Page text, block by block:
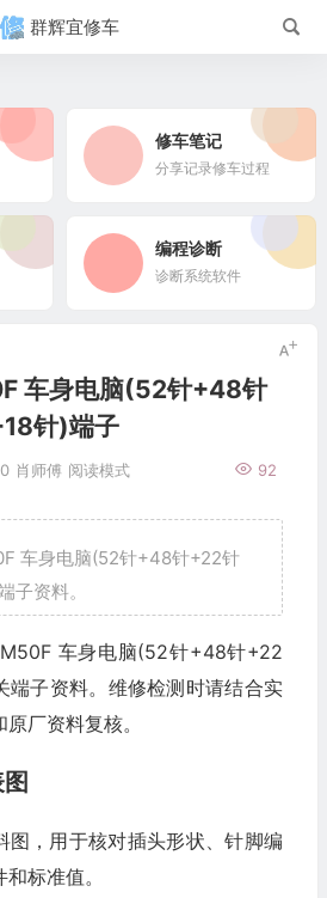
群辉宜修车
修车笔记
分享记录修车过程
编程诊断
诊断系统软件
车身电脑(52针+48针
针)端子
肖师傅 92
阅读模式
车身电脑(52针+48针+22针
子资料。
车身电脑(52针+48针+22
子资料。维修检测时请结合实
厂资料复核。
图，用于核对插头形状、针脚编
标准值。